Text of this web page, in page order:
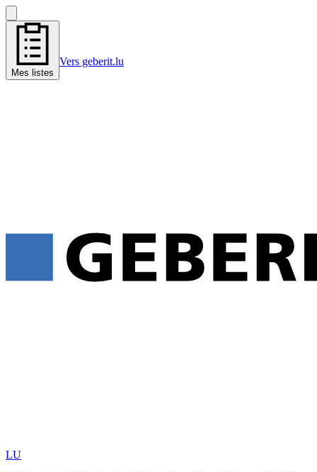
Mes listes
Vers geberit.lu
LU